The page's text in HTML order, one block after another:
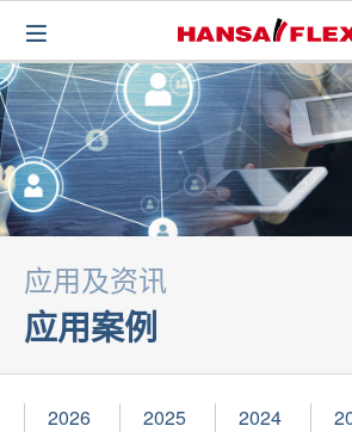
应用及资讯
应用案例
2026 2025 2024